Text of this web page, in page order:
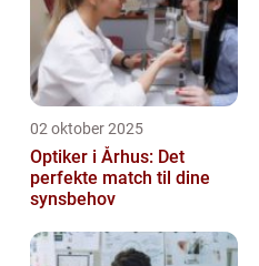
02 oktober 2025
Optiker i Århus: Det
perfekte match til dine
synsbehov